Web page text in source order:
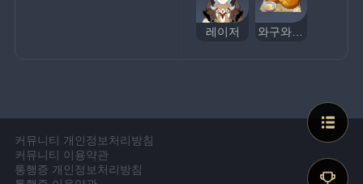
레이저
커뮤니티 개인정보처리방침
커뮤니티 이용약관
통행증 개인정보처리방침